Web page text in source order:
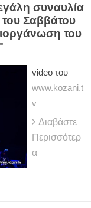
συναυλία
Σαββάτου
του
video του
www.kozani.t
v
Διαβάστε
Περισσότερ
α